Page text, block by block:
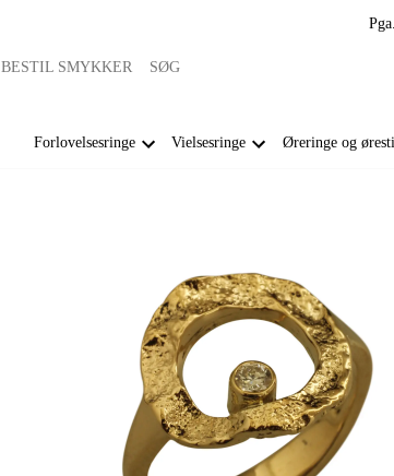
BESTIL SMYKKER SØG
Forlovelsesringe Vielsesringe Øreringe og